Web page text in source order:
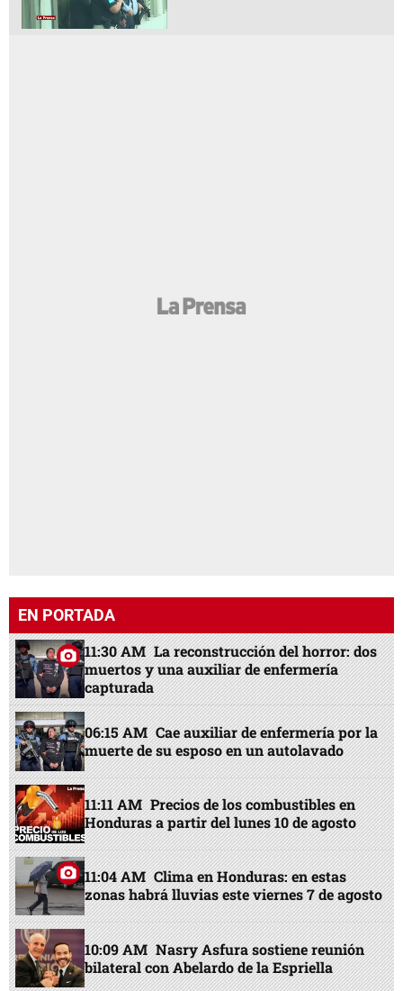
EN PORTADA
11:30 AM La reconstrucción del horror: dos
muertos y una auxiliar de enfermería
capturada
06:15 AM Cae auxiliar de enfermería por la
muerte de su esposo en un autolavado
11:11 AM Precios de los combustibles en
Honduras a partir del lunes 10 de agosto
11:04 AM Clima en Honduras: en estas
zonas habrá lluvias este viernes 7 de agosto
10:09 AM Nasry Asfura sostiene reunión
bilateral con Abelardo de la Espriella